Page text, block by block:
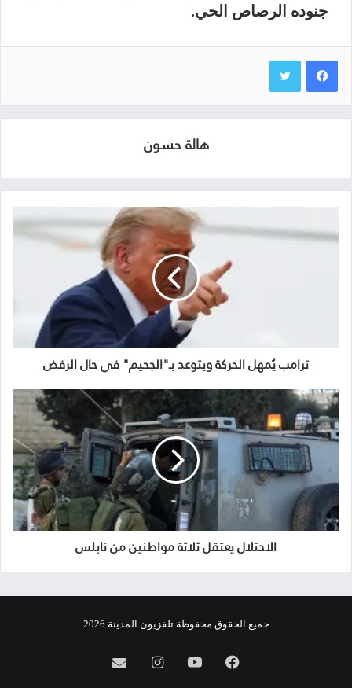
جنوده الرصاص الحي.
هالة حسون
ترامب يُمهل الحركة ويتوعد بـ"الجحيم" في حال الرفض
الاحتلال يعتقل ثلاثة مواطنين من نابلس
جميع الحقوق محفوظة تلفزيون المدينة 2026
فيسبوكيوتيوبانستقرامinfo@almadina.tv